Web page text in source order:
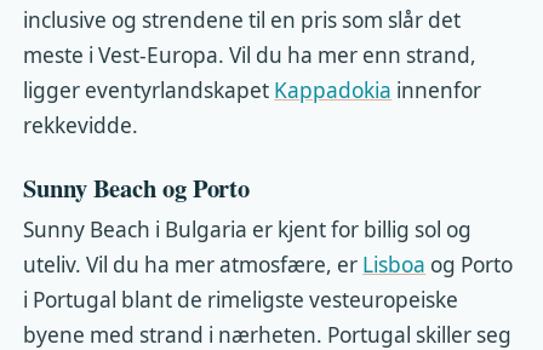
inclusive og strendene til en pris som slår det
meste i Vest-Europa. Vil du ha mer enn strand,
ligger eventyrlandskapet Kappadokia innenfor
rekkevidde.
Sunny Beach og Porto
Sunny Beach i Bulgaria er kjent for billig sol og
uteliv. Vil du ha mer atmosfære, er Lisboa og Porto
i Portugal blant de rimeligste vesteuropeiske
byene med strand i nærheten. Portugal skiller seg